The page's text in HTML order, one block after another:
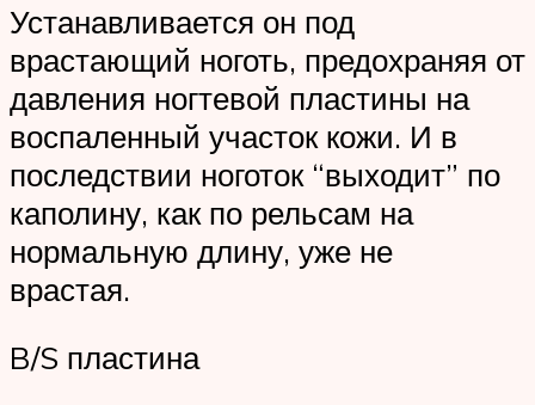
Устанавливается он под
врастающий ноготь, предохраняя от
давления ногтевой пластины на
воспаленный участок кожи. И в
последствии ноготок “выходит” по
каполину, как по рельсам на
нормальную длину, уже не
врастая.
B/S пластина